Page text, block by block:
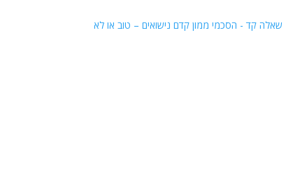
שאלה קד - הסכמי ממון קדם נישואים – טוב או לא